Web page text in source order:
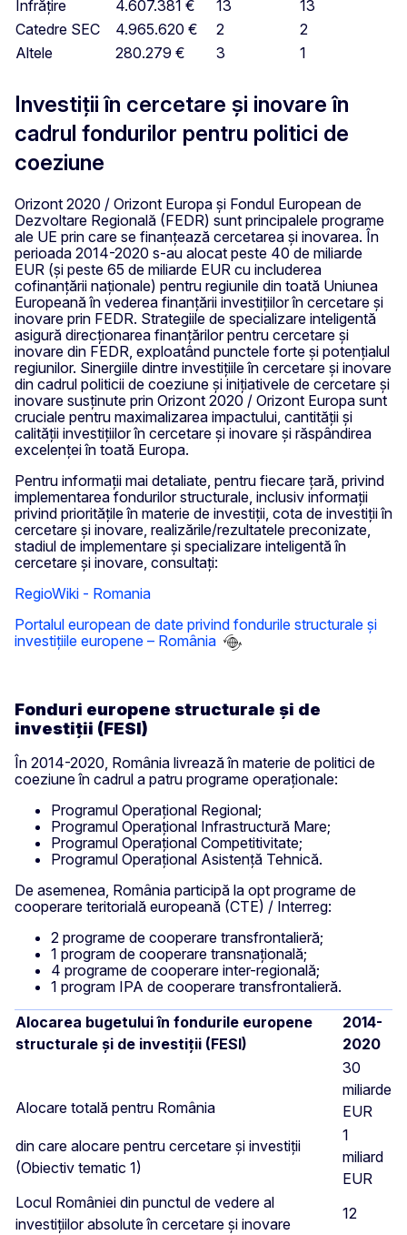
Înfrățire
4.607.381 € 13
13
Catedre SEC
4.965.620 € 2
2
Altele
280.279 € 3 1
Investiții în cercetare și inovare în
cadrul fondurilor pentru politici de
coeziune
Orizont 2020 / Orizont Europa și Fondul European de
Dezvoltare Regională (FEDR) sunt principalele programe
ale UE prin care se finanțează cercetarea și inovarea. În
perioada 2014-2020 s-au alocat peste 40 de miliarde
EUR (și peste 65 de miliarde EUR cu includerea
cofinanțării naționale) pentru regiunile din toată Uniunea
Europeană în vederea finanțării investițiilor în cercetare și
inovare prin FEDR. Strategiile de specializare inteligentă
asigură direcționarea finanțărilor pentru cercetare și
inovare din FEDR, exploatând punctele forte și potențialul
regiunilor. Sinergiile dintre investițiile în cercetare și inovare
din cadrul politicii de coeziune și inițiativele de cercetare și
inovare susținute prin Orizont 2020 / Orizont Europa sunt
cruciale pentru maximalizarea impactului, cantității și
calității investițiilor în cercetare și inovare și răspândirea
excelenței în toată Europa.
Pentru informații mai detaliate, pentru fiecare țară, privind
implementarea fondurilor structurale, inclusiv informații
privind prioritățile în materie de investiții, cota de investiții în
cercetare și inovare, realizările/rezultatele preconizate,
stadiul de implementare și specializare inteligentă în
cercetare și inovare, consultați:
RegioWiki - Romania
Portalul european de date privind fondurile structurale și
investițiile europene – România
Fonduri europene structurale și de
investiții (FESI)
În 2014-2020, România livrează în materie de politici de
coeziune în cadrul a patru programe operaționale:
Programul Operațional Regional;
Programul Operațional Infrastructură Mare;
Programul Operațional Competitivitate;
Programul Operațional Asistență Tehnică.
De asemenea, România participă la opt programe de
cooperare teritorială europeană (CTE) / Interreg:
2 programe de cooperare transfrontalieră;
1 program de cooperare transnațională;
4 programe de cooperare inter-regională;
1 program IPA de cooperare transfrontalieră.
Alocarea bugetului în fondurile europene
structurale și de investiții (FESI)
2014-
2020
Alocare totală pentru România
30
miliarde
EUR
din care alocare pentru cercetare și investiții
(Obiectiv tematic 1)
1
miliard
EUR
Locul României din punctul de vedere al
investițiilor absolute în cercetare și inovare
12